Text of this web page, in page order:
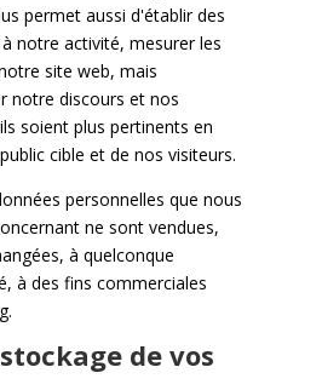
permet aussi d'établir des
notre activité, mesurer les
site web, mais
notre discours et nos
soient plus pertinents en
cible et de nos visiteurs.
personnelles que nous
ne sont vendues,
à quelconque
à des fins commerciales
de vos